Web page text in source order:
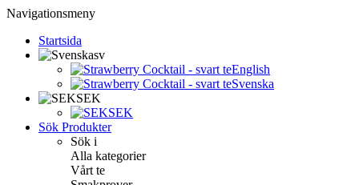
Navigationsmeny
Startsida
sv
English
Svenska
SEK
SEK
Sök Produkter
Sök i
Alla kategorier
Vårt te